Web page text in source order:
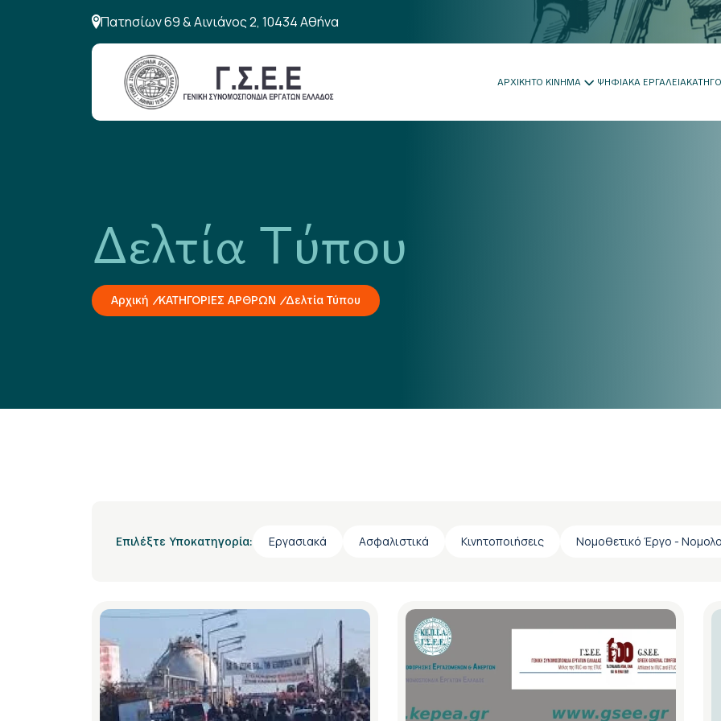
Πατησίων 69 & Αινιάνος 2, 10434 Αθήνα
ΑΡΧΙΚΗΤΟ ΚΙΝΗΜΑ ΨΗΦΙΑΚΑ ΕΡΓΑΛΕΙΑ
Δελτία Τύπου
Αρχική ΚΑΤΗΓΟΡΙΕΣ ΑΡΘΡΩΝ Δελτία Τύπου
Επιλέξτε Υποκατηγορία: Εργασιακά Ασφαλιστικά Κινητοποιήσεις Νομοθετικό Έργο -